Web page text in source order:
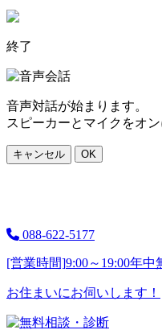
終了
音声対話が始まります。
スピーカーとマイクをオ
キャンセル OK
088-622-5177
[営業時間]9:00～19:00年中
お住まいにお伺いします！